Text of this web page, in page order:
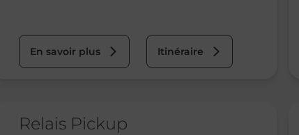
En savoir plus Itinéraire
Relais Pickup